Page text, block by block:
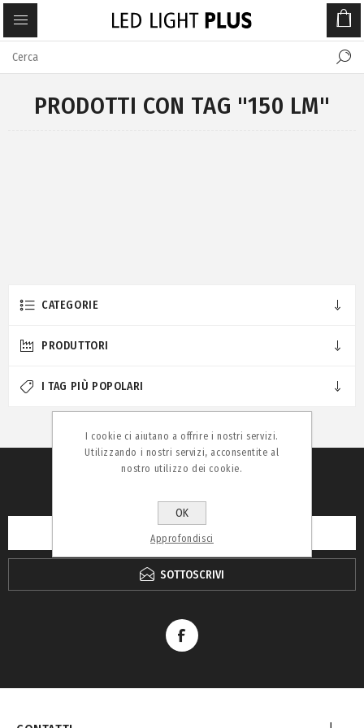
PRODOTTI CON TAG "150 LM"
CATEGORIE
PRODUTTORI
I TAG PIÙ POPOLARI
SOTTOSCRIVI
I cookie ci aiutano a offrire i nostri servizi.
Utilizzando i nostri servizi, acconsentite al
nostro utilizzo dei cookie.
OK
Approfondisci